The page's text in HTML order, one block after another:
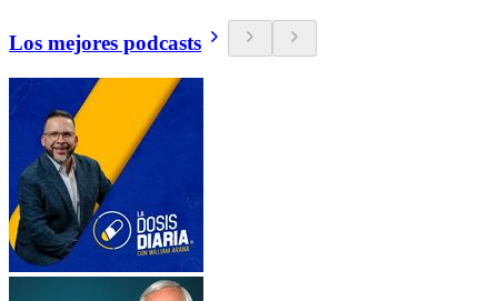
Los mejores podcasts